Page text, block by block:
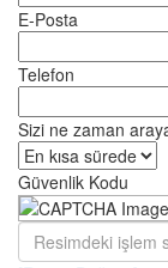
E-Posta
Telefon
Sizi ne zaman
Güvenlik Kodu